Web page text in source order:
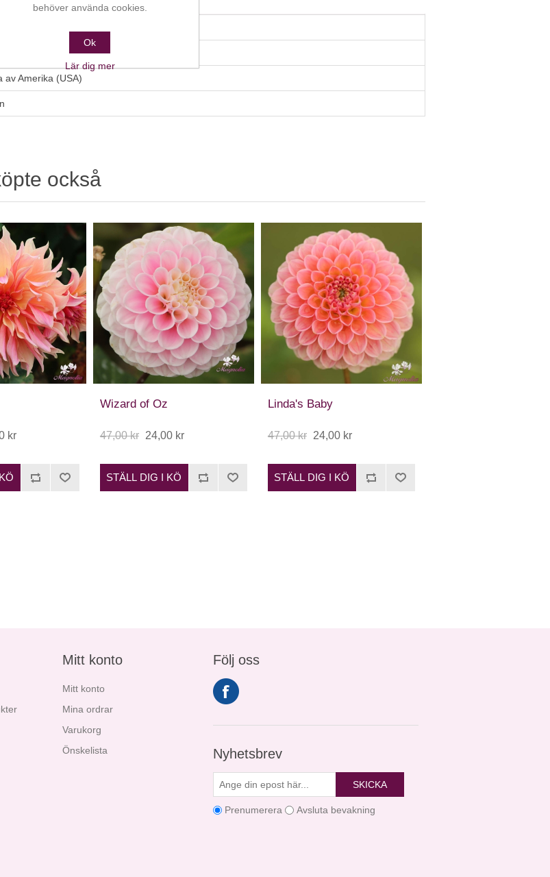
av Amerika (USA)
också
kr
Wizard of Oz
47,00 kr 24,00 kr
STÄLL DIG I KÖ
Linda's Baby
47,00 kr 24,00 kr
STÄLL DIG I KÖ
Mitt konto
Mitt konto
Mina ordrar
Varukorg
Önskelista
Följ oss
Nyhetsbrev
SKICKA
Prenumerera Avsluta bevakning
behöver använda cookies.
Ok
Lär dig mer